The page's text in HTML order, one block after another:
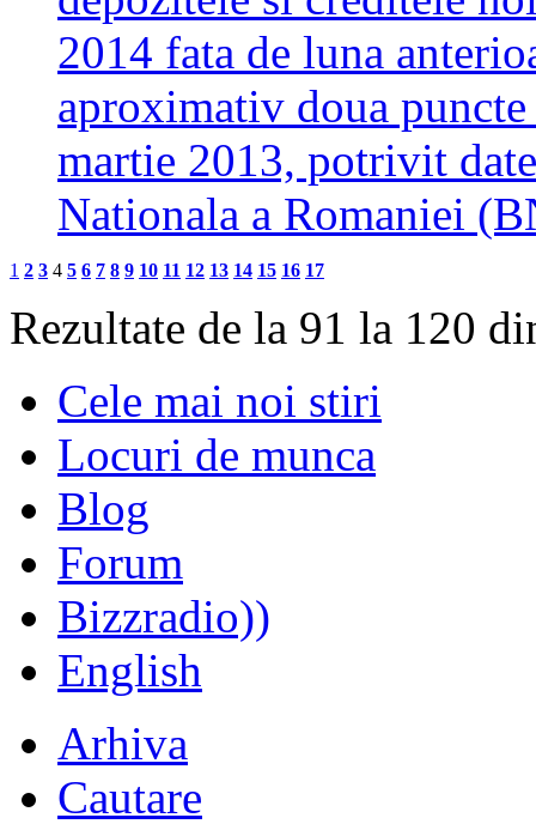
2014 fata de luna
aproximativ doua
martie 2013, potrivit
Nationala a Romaniei
1 2 3 4 5 6 7 8 9 10 11 12 13 14 15 16 17
Rezultate de la 91 la 120
Cele mai noi stiri
Locuri de munca
Blog
Forum
Bizzradio))
English
Arhiva
Cautare